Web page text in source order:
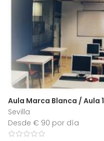
Aula Marca Blanca / Aula 1
Sevilla
Desde € 90 por día